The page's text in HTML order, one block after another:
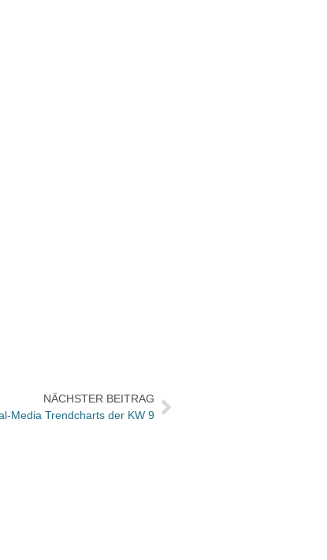
NÄCHSTER BEITRAG
Media Trendcharts der KW 9